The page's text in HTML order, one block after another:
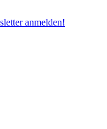
anmelden!